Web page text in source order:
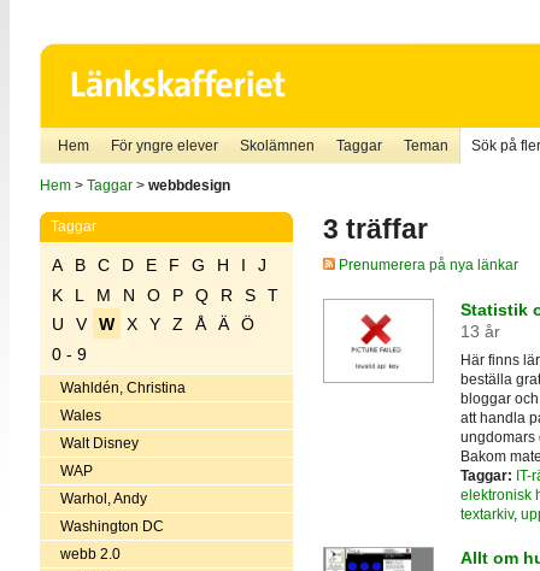
Hem För yngre elever Skolämnen Taggar Teman Sök på
Hem> Taggar> webbdesign
Taggar
A B C D E F G H I
J
K
L M N O P Q R S
T
U
V W X Y Z Å Ä
Ö
0 - 9
Wahldén, Christina
Wales
Walt Disney
WAP
Warhol, Andy
Washington DC
webb 2.0
3 träffar
Prenumerera på nya länkar
Statistik
13 år
Här finns
beställa
bloggar
att handla
ungdomars
Bakom
Taggar: IT-
elektronisk
textarkiv,
Allt om